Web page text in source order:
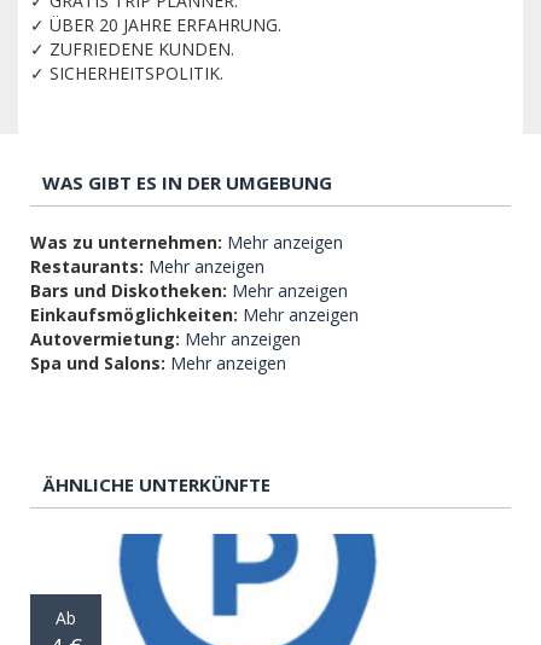
✓ ÜBER 20 JAHRE ERFAHRUNG.
✓ ZUFRIEDENE KUNDEN.
✓ SICHERHEITSPOLITIK.
WAS GIBT ES IN DER UMGEBUNG
Was zu unternehmen: Mehr anzeigen
Restaurants: Mehr anzeigen
Bars und Diskotheken: Mehr anzeigen
Einkaufsmöglichkeiten: Mehr anzeigen
Autovermietung: Mehr anzeigen
Spa und Salons: Mehr anzeigen
ÄHNLICHE UNTERKÜNFTE
Ab